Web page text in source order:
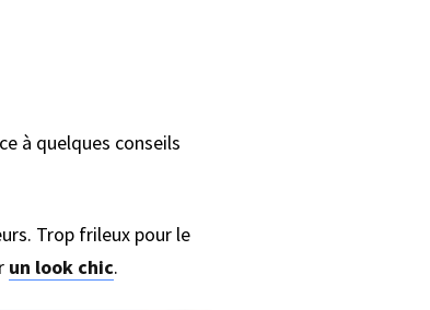
à quelques conseils
Trop frileux pour le
un look chic.